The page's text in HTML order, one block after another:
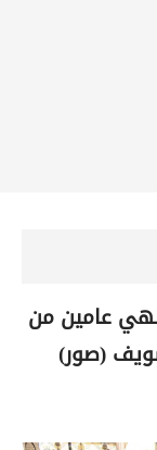
عامين من
(صور)